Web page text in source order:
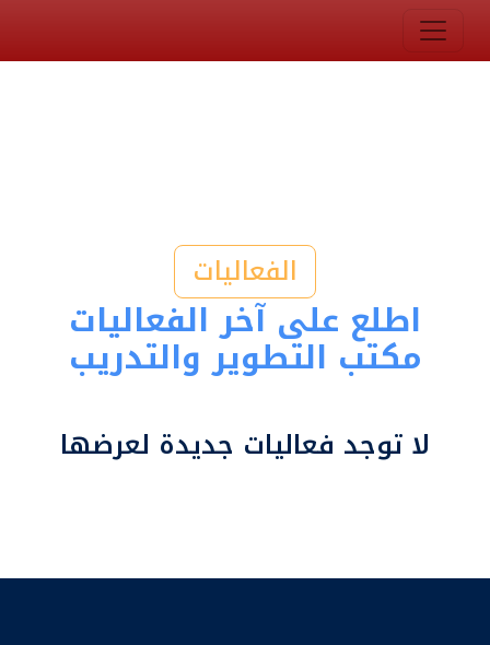
الفعاليات
اطلع على آخر الفعاليات
مكتب التطوير والتدريب
لا توجد فعاليات جديدة لعرضها